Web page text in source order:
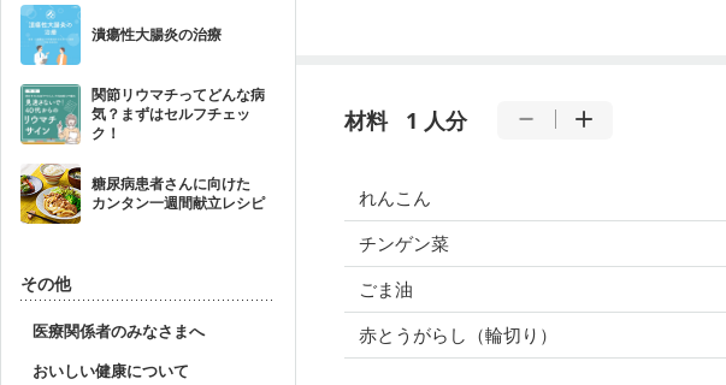
潰瘍性大腸炎の治療
関節リウマチってどんな病
気？まずはセルフチェッ
ク！
糖尿病患者さんに向けた
カンタン一週間献立レシピ
その他
医療関係者のみなさまへ
おいしい健康について
材料 1 人分
れんこん
チンゲン菜
ごま油
赤とうがらし（輪切り）